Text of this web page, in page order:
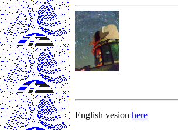
English vesion here